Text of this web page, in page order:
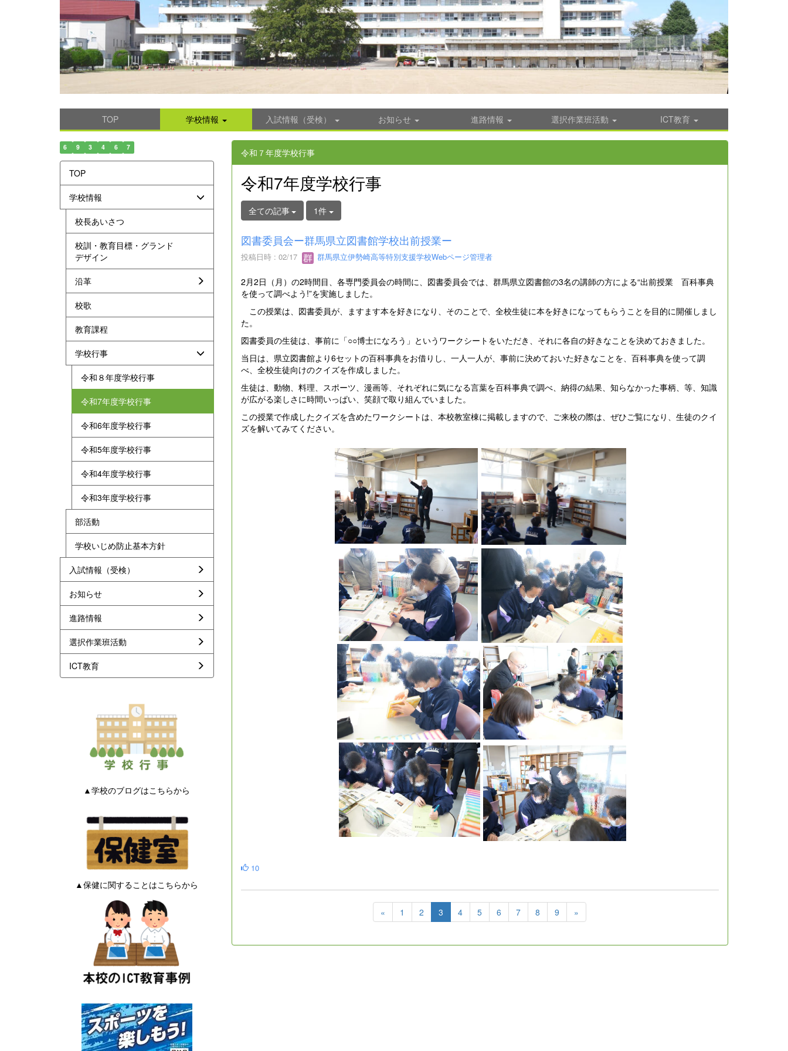
TOP 学校情報 入試情報（受検） お知らせ 進路情報 選択作業班活動 ICT教育
令和７年度学校行事
令和7年度学校行事
全ての記事 1件
図書委員会ー群馬県立図書館学校出前授業ー
投稿日時 : 02/17 群馬県立伊勢崎高等特別支援学校Webページ管理者
2月2日（月）の2時間目、各専門委員会の時間に、図書委員会では、群馬県立図書館の3名の講師の方による“出前授業 百科事典
を使って調べよう!”を実施しました。
この授業は、図書委員が、ますます本を好きになり、そのことで、全校生徒に本を好きになってもらうことを目的に開催しまし
た。
図書委員の生徒は、事前に「○○博士になろう」というワークシートをいただき、それに各自の好きなことを決めておきました。
当日は、県立図書館より6セットの百科事典をお借りし、一人一人が、事前に決めておいた好きなことを、百科事典を使って調
べ、全校生徒向けのクイズを作成しました。
生徒は、動物、料理、スポーツ、漫画等、それぞれに気になる言葉を百科事典で調べ、納得の結果、知らなかった事柄、等、知識
が広がる楽しさに時間いっぱい、笑顔で取り組んでいました。
この授業で作成したクイズを含めたワークシートは、本校教室棟に掲載しますので、ご来校の際は、ぜひご覧になり、生徒のクイ
ズを解いてみてください。
10
« 1 2 3 4 5 6 7 8 9 »
6 9 3 4 6 7
TOP
学校情報
校長あいさつ
校訓・教育目標・グランド
デザイン
沿革
校歌
教育課程
学校行事
令和８年度学校行事
令和7年度学校行事
令和6年度学校行事
令和5年度学校行事
令和4年度学校行事
令和3年度学校行事
部活動
学校いじめ防止基本方針
入試情報（受検）
お知らせ
進路情報
選択作業班活動
ICT教育
▲学校のブログはこちらから
▲保健に関することはこちらから